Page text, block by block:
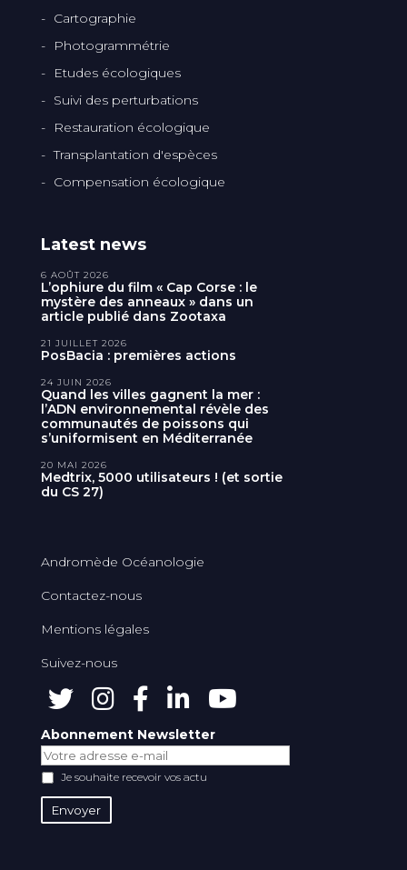
Cartographie
Photogrammétrie
Etudes écologiques
Suivi des perturbations
Restauration écologique
Transplantation d'espèces
Compensation écologique
Latest news
L’ophiure du film « Cap Corse : le
mystère des anneaux » dans un
article publié dans Zootaxa
6 AOÛT 2026
PosBacia : premières actions
21 JUILLET 2026
Quand les villes gagnent la mer :
l’ADN environnemental révèle des
communautés de poissons qui
s’uniformisent en Méditerranée
24 JUIN 2026
Medtrix, 5000 utilisateurs ! (et sortie
du CS 27)
20 MAI 2026
Andromède Océanologie
Contactez-nous
Mentions légales
Suivez-nous
Abonnement Newsletter
Je souhaite recevoir vos actu